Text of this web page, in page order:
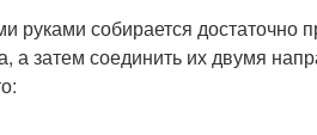
руками собирается достаточно
а затем соединить их двумя